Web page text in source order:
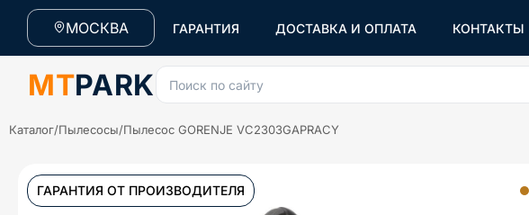
МОСКВА ГАРАНТИЯ ДОСТАВКА И ОПЛАТА КОНТАКТЫ
MTPARK Поиск по сайту
Каталог/Пылесосы/Пылесос GORENJE VC2303GAPRACY
ГАРАНТИЯ ОТ ПРОИЗВОДИТЕЛЯ